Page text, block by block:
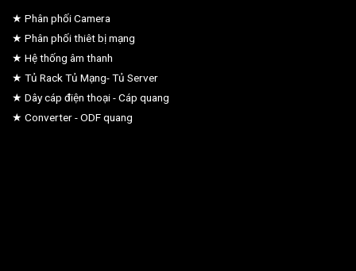
★ Phân phối Camera
★ Phân phối thiêt bị mạng
★ Hệ thống âm thanh
★ Tủ Rack Tủ Mạng- Tủ Server
★ Dây cáp điện thoại - Cáp quang
★ Converter - ODF quang